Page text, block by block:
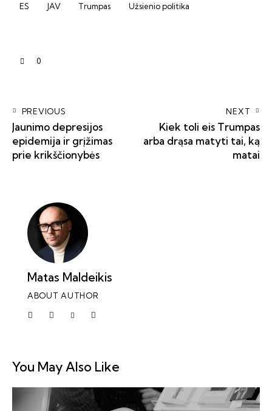
ES JAV Trumpas Užsienio politika
0
PREVIOUS
Jaunimo depresijos
epidemija ir grįžimas
prie krikščionybės
NEXT
Kiek toli eis Trumpas
arba drąsa matyti tai, ką
matai
Matas Maldeikis
ABOUT AUTHOR
You May Also Like